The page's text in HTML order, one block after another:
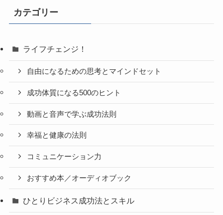
カテゴリー
ライフチェンジ！
自由になるための思考とマインドセット
成功体質になる500のヒント
動画と音声で学ぶ成功法則
幸福と健康の法則
コミュニケーション力
おすすめ本／オーディオブック
ひとりビジネス成功法とスキル